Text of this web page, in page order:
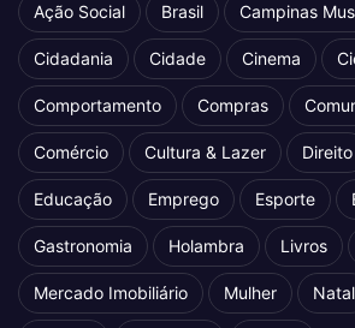
Ação Social Brasil Campinas
Cidadania Cidade Cinema
Comportamento Compras
Comércio Cultura & Lazer Direito
Educação Emprego Esporte
Gastronomia Holambra Livros
Mercado Imobiliário Mulher Natal